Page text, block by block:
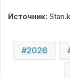
Источник:
2026